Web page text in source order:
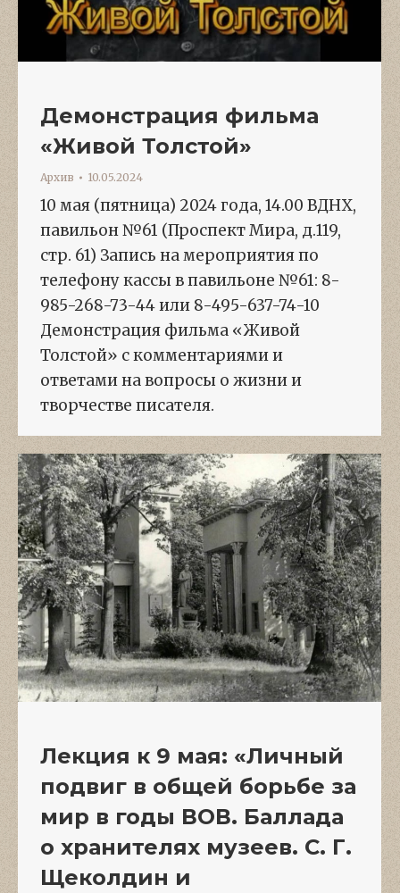
Демонстрация фильма
«Живой Толстой»
Архив 10.05.2024
10 мая (пятница) 2024 года, 14.00 ВДНХ,
павильон №61 (Проспект Мира, д.119,
стр. 61) Запись на мероприятия по
телефону кассы в павильоне №61: 8-
985-268-73-44 или 8-495-637-74-10
Демонстрация фильма «Живой
Толстой» с комментариями и
ответами на вопросы о жизни и
творчестве писателя.
Лекция к 9 мая: «Личный
подвиг в общей борьбе за
мир в годы ВОВ. Баллада
о хранителях музеев. С. Г.
Щеколдин и